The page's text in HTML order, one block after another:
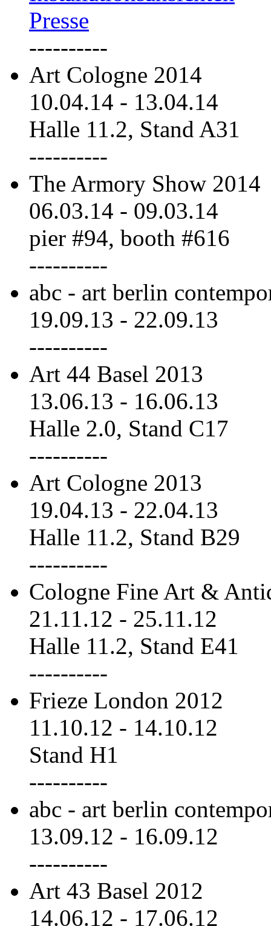
Presse
----------
Art Cologne 2014
10.04.14 - 13.04.14
Halle 11.2, Stand A31
----------
The Armory Show 2014
06.03.14 - 09.03.14
pier #94, booth #616
----------
abc - art berlin
19.09.13 - 22.09.13
----------
Art 44 Basel 2013
13.06.13 - 16.06.13
Halle 2.0, Stand C17
----------
Art Cologne 2013
19.04.13 - 22.04.13
Halle 11.2, Stand B29
----------
Cologne Fine Art &
21.11.12 - 25.11.12
Halle 11.2, Stand E41
----------
Frieze London 2012
11.10.12 - 14.10.12
Stand H1
----------
abc - art berlin
13.09.12 - 16.09.12
----------
Art 43 Basel 2012
14.06.12 - 17.06.12